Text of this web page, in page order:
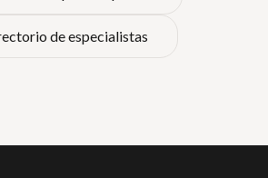
de especialistas